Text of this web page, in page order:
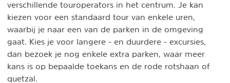
verschillende touroperators in het centrum. Je kan
kiezen voor een standaard tour van enkele uren,
waarbij je naar een van de parken in de omgeving
gaat. Kies je voor langere - en duurdere - excursies,
dan bezoek je nog enkele extra parken, waar meer
kans is op bepaalde toekans en de rode rotshaan of
quetzal.